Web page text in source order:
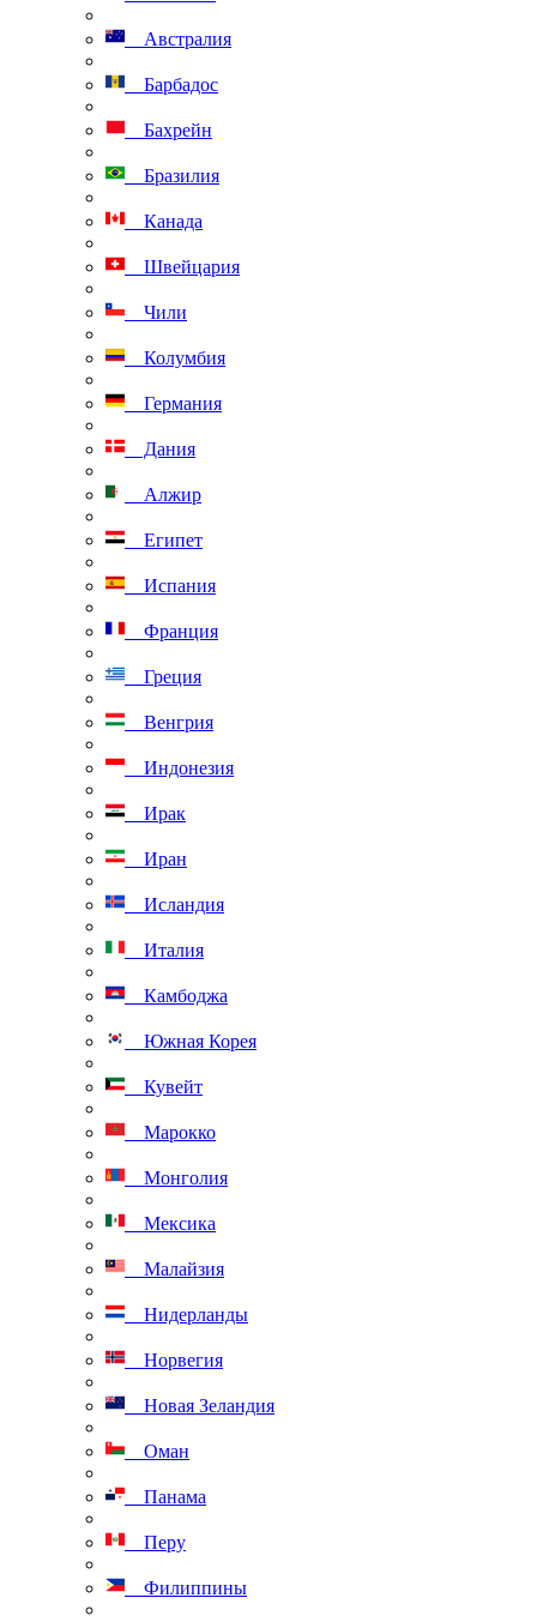
Австралия
Барбадос
Бахрейн
Бразилия
Канада
Швейцария
Чили
Колумбия
Германия
Дания
Алжир
Египет
Испания
Франция
Греция
Венгрия
Индонезия
Ирак
Иран
Исландия
Италия
Камбоджа
Южная Корея
Кувейт
Марокко
Монголия
Мексика
Малайзия
Нидерланды
Норвегия
Новая Зеландия
Оман
Панама
Перу
Филиппины